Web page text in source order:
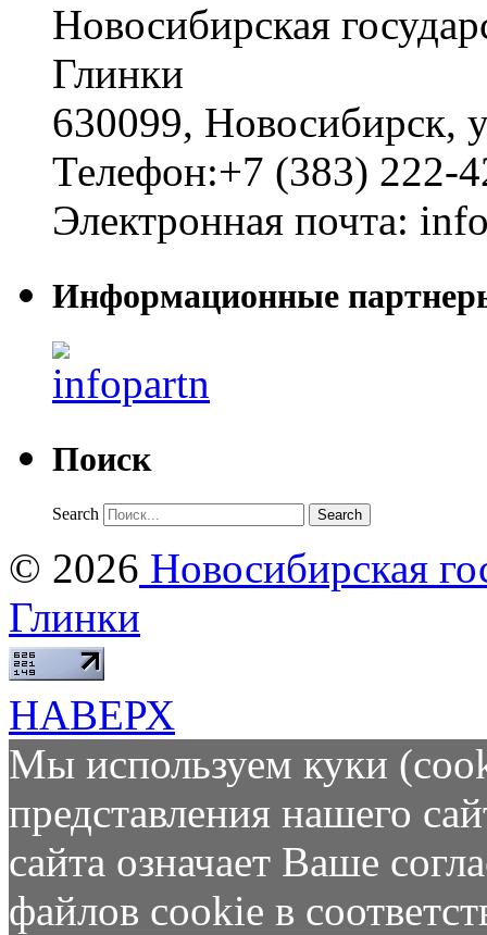
Новосибирская
Глинки
630099, Новосибирск,
Телефон:+7 (383) 222-
Электронная почта:
Информационные
Поиск
Search
© 2026 Новосибирская
Глинки
НАВЕРХ
Мы используем куки
представления нашего
сайта означает Ваше
файлов cookie в